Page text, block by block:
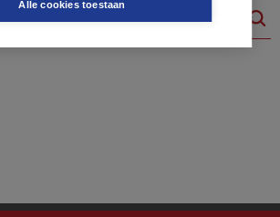
Alle cookies toestaan